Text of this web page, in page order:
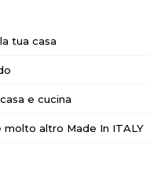
tua casa
e cucina
molto altro Made In ITALY